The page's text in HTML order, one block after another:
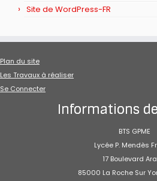
Site de WordPress-FR
Plan du site
Les Travaux à réaliser
Se Connecter
Informations
BTS GPME
Lycée P. Mendès
17 Boulevard
85000 La Roche Sur